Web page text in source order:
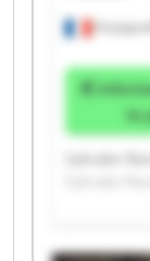
Perpignan
Information sur
le
Syltrailer
Syltrailer